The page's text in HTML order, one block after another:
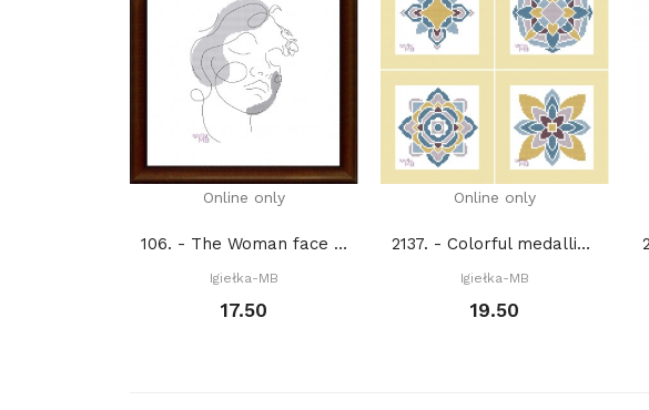
Online only
106. - The Woman face 6. (PDF)
Igiełka-MB
17.50
Online only
2137. - Colorful medallions (PDF)
Igiełka-MB
19.50